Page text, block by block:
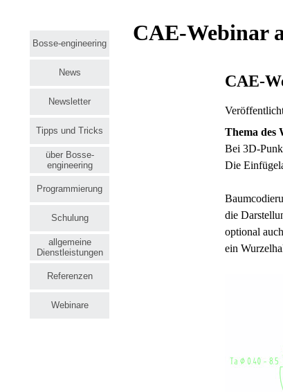
CAE-Webinar
Bosse-engineering
News
Newsletter
Tipps und Tricks
über Bosse-
engineering
Programmierung
Schulung
allgemeine
Dienstleistungen
Referenzen
Webinare
CAE-
Thema des
Bei 3D-
Die
die
optional
ein